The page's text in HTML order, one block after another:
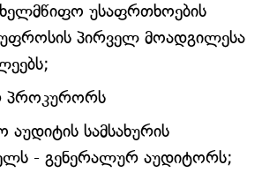
უსაფრთხოების
უფროსის პირველ მოადგილესა
პროკურორს
აუდიტის სამსახურის
- გენერალურ აუდიტორს;